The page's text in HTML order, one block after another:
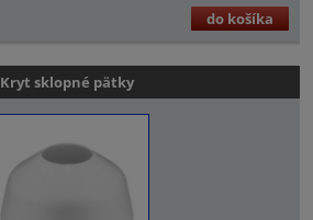
do košíka
Kryt sklopné pätky